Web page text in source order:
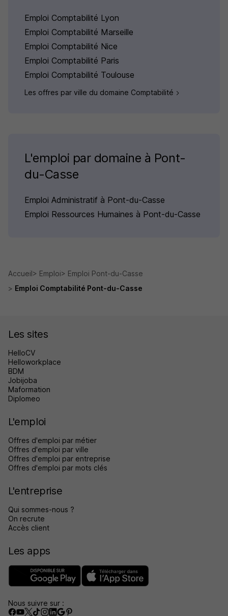
Emploi Comptabilité Lyon
Emploi Comptabilité Marseille
Emploi Comptabilité Nice
Emploi Comptabilité Paris
Emploi Comptabilité Toulouse
Les offres par ville du domaine Comptabilité
L'emploi par domaine à Pont-
du-Casse
Emploi Administratif à Pont-du-Casse
Emploi Ressources Humaines à Pont-du-Casse
Accueil Emploi
Emploi Pont-du-Casse
Emploi Comptabilité Pont-du-Casse
Les sites
HelloCV
Helloworkplace
BDM
Jobijoba
Maformation
Diplomeo
L'emploi
Offres d'emploi par métier
Offres d'emploi par ville
Offres d'emploi par entreprise
Offres d'emploi par mots clés
L'entreprise
Qui sommes-nous ?
On recrute
Accès client
Les apps
Nous suivre sur :